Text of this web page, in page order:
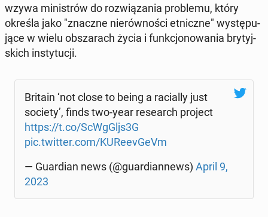
wzywa mi­ni­strów do roz­wią­za­nia pro­ble­mu, który
określa jako "znaczne nie­rów­no­ści et­nicz­ne" wy­stę­pu­
ją­ce w wielu ob­sza­rach życia i funk­cjo­no­wa­nia bry­tyj­
skich in­sty­tu­cji.
Britain ‘not close to being a ra­cial­ly just
society’, finds two-year re­se­arch project
https://t.co/ScWg­Gljs3G
pic.twitter.com/KU­Re­evGeVm
— Gu­ar­dian news (@gu­ar­dian­news) April 9,
2023